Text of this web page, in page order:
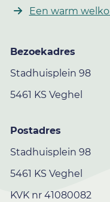
Een warm
Bezoekadres
Stadhuisplein 98
5461 KS Veghel
Postadres
Stadhuisplein 98
5461 KS Veghel
KVK nr 41080082